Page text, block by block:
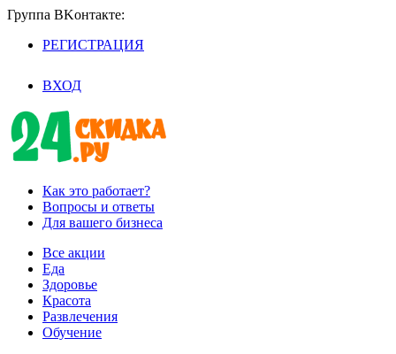
Группа BKoнтaктe:
РЕГИСТРАЦИЯ
ВХОД
Как это работает?
Вопросы и ответы
Для вашего бизнеса
Все акции
Еда
Здоровье
Красота
Развлечения
Обучение